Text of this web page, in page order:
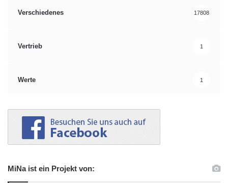
Verschiedenes 17808
Vertrieb 1
Werte 1
MiNa ist ein Projekt von: